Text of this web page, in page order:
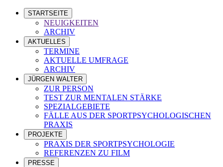
STARTSEITE
NEUIGKEITEN
ARCHIV
AKTUELLES
TERMINE
AKTUELLE UMFRAGE
ARCHIV
JÜRGEN WALTER
ZUR PERSON
TEST ZUR MENTALEN STÄRKE
SPEZIALGEBIETE
FÄLLE AUS DER SPORTPSYCHOLOGISCHEN
PRAXIS
PROJEKTE
PRAXIS DER SPORTPSYCHOLOGIE
REFERENZEN ZU FILM
PRESSE